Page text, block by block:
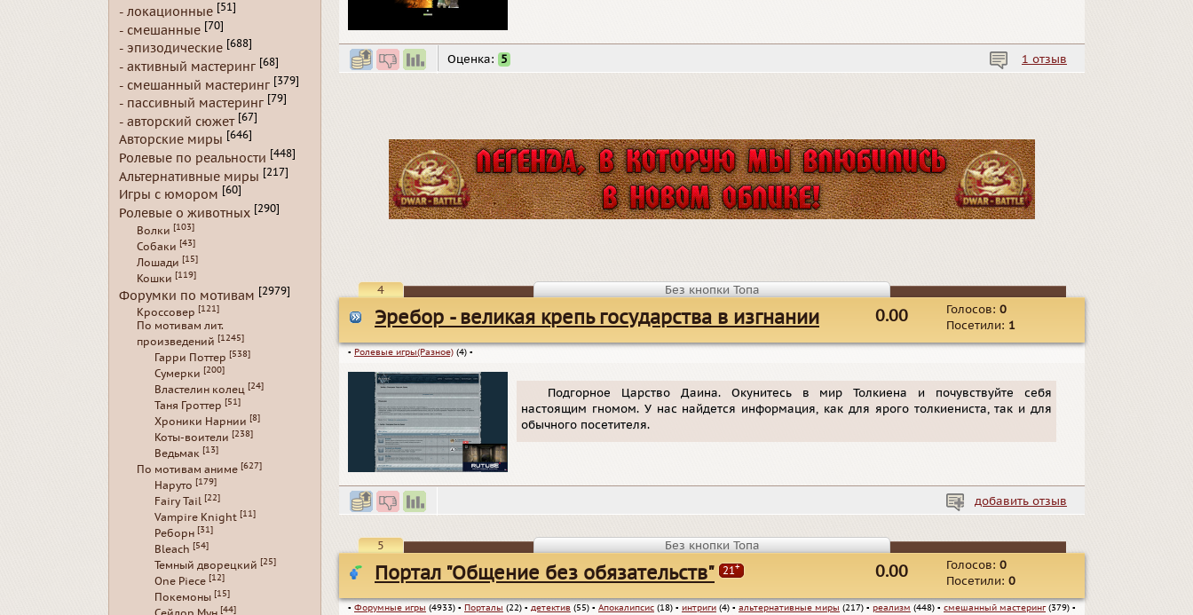
Оценка: 5 1 отзыв
Без кнопки Топа
4
Эребор - великая крепь государства в изгнании Голосов: 0
Посетили: 1
0.00
▪ Ролевые игры(Разное) (4) ▪
Подгорное Царство Даина. Окунитесь в мир Толкиена и почувствуйте себя
настоящим гномом. У нас найдется информация, как для ярого толкиениста, так и для
обычного посетителя.
добавить отзыв
Без кнопки Топа
5
Портал "Общение без обязательств" 21+ Голосов: 0
Посетили: 0
0.00
▪ Форумные игры (4933) ▪ Порталы (22) ▪ детектив (55) ▪ Апокалипсис (18) ▪ интриги (4) ▪ альтернативные миры (217) ▪ реализм (448) ▪ смешанный мастеринг(379) ▪
- локационные [51]
- смешанные [70]
- эпизодические [688]
- активный мастеринг [68]
- смешанный мастеринг [379]
- пассивный мастеринг [79]
- авторский сюжет [67]
Авторские миры [646]
Ролевые по реальности [448]
Альтернативные миры [217]
Игры с юмором [60]
Ролевые о животных [290]
Волки [103]
Собаки [43]
Лошади [15]
Кошки [119]
Форумки по мотивам [2979]
Кроссовер [121]
По мотивам лит.
произведений [1245]
Гарри Поттер [538]
Сумерки [200]
Властелин колец [24]
Таня Гроттер [51]
Хроники Нарнии [8]
Коты-воители [238]
Ведьмак [13]
По мотивам аниме [627]
Наруто [179]
Fairy Tail [22]
Vampire Knight [11]
Реборн [31]
Bleach [54]
Темный дворецкий [25]
One Piece [12]
Покемоны [15]
[44]